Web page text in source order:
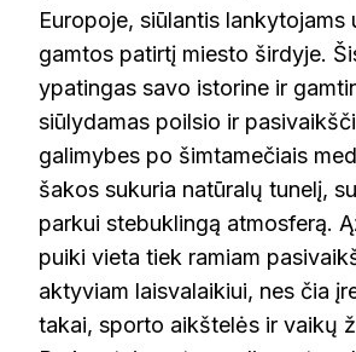
Europoje, siūlantis lankytojams
gamtos patirtį miesto širdyje.
ypatingas savo istorine ir
siūlydamas poilsio ir
galimybes po šimtamečiais
šakos sukuria natūralų tunelį,
parkui stebuklingą atmosferą.
puiki vieta tiek ramiam
aktyviam laisvalaikiui, nes čia
takai, sporto aikštelės ir vaikų